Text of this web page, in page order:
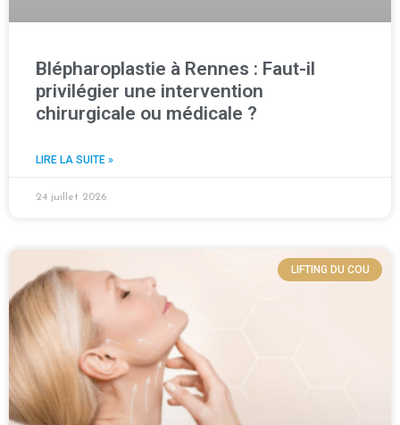
Blépharoplastie à Rennes : Faut-il
privilégier une intervention
chirurgicale ou médicale ?
LIRE LA SUITE »
24 juillet 2026
LIFTING DU COU